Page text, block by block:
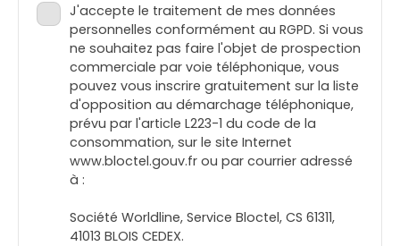
J'accepte le traitement de mes données
personnelles conformément au RGPD. Si vous
ne souhaitez pas faire l'objet de prospection
commerciale par voie téléphonique, vous
pouvez vous inscrire gratuitement sur la liste
d'opposition au démarchage téléphonique,
prévu par l'article L223-1 du code de la
consommation, sur le site Internet
www.bloctel.gouv.fr ou par courrier adressé
à :
Société Worldline, Service Bloctel, CS 61311,
41013 BLOIS CEDEX.